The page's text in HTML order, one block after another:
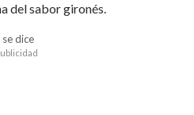
del sabor gironés.
se dice